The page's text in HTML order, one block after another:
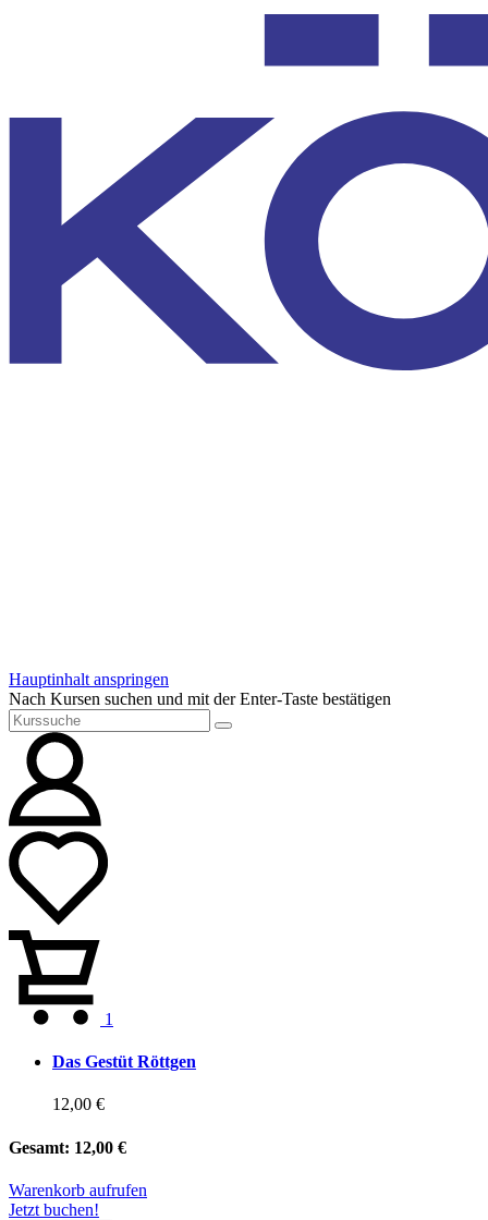
Hauptinhalt anspringen
Nach Kursen suchen und mit der Enter-Taste bestätigen
1
Das Gestüt Röttgen
12,00 €
Gesamt: 12,00 €
Warenkorb aufrufen
Jetzt buchen!